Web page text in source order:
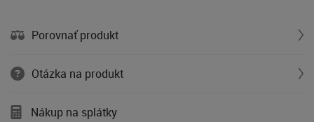
Porovnať produkt
Otázka na produkt
Nákup na splátky